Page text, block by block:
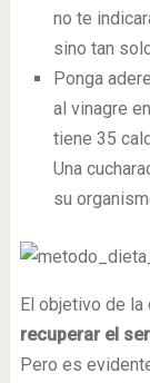
no te
sino tan
Ponga
al vinagre
tiene 35
Una
su
El objetivo de la
recuperar el
Pero es